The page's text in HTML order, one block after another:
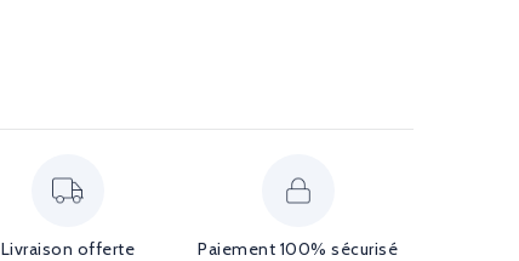
Livraison offerte Paiement 100% sécurisé